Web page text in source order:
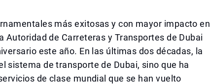
más exitosas y con mayor impacto en
Autoridad de Carreteras y Transportes de Dubai
este año. En las últimas dos décadas, la
sistema de transporte de Dubai, sino que ha
de clase mundial que se han vuelto